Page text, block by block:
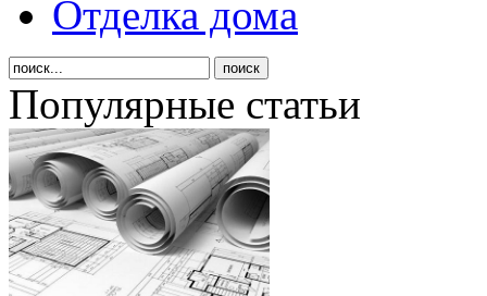
Отделка дома
Популярные статьи